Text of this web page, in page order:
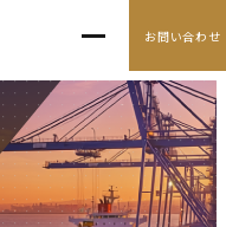
お問い合わせ